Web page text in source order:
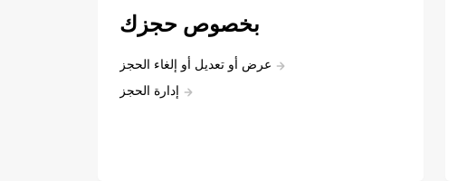
بخصوص حجزك
عرض أو تعديل أو إلغاء الحجز
إدارة الحجز